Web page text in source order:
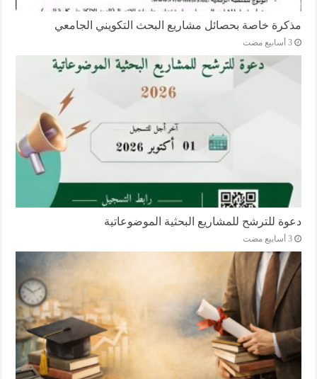
مذكرة خاصة بحصائل مشاريع البحث التكويني الجامعي
‏3 أسابيع مضت
دعوة للترشح للمشاريع البحثية الموضوعاتية
‏3 أسابيع مضت